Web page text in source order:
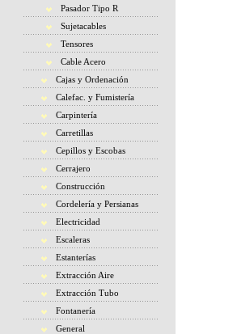
Pasador Tipo R
Sujetacables
Tensores
Cable Acero
Cajas y Ordenación
Calefac. y Fumistería
Carpintería
Carretillas
Cepillos y Escobas
Cerrajero
Construcción
Cordelería y Persianas
Electricidad
Escaleras
Estanterías
Extracción Aire
Extracción Tubo
Fontanería
General